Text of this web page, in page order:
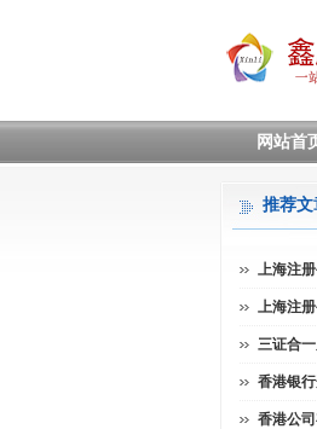
网站首
推荐文
上海注
上海注
三证合
香港银
香港公